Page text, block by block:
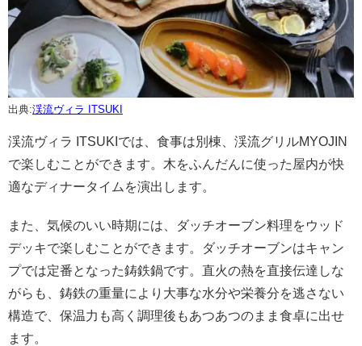
出典:渓流ヴィラ ITSUKI
渓流ヴィラ ITSUKIでは、食事は別棟、渓流グリルMYOJIN
で楽しむことができます。木をふんだんに使った屋内が快
適なディナータイムを演出します。
また、気候のいい時期には、ダッチオーブン料理をウッド
デッキで楽しむことができます。ダッチオーブンはキャン
プでは定番となった鋳鉄鍋です。直火の熱を直接伝達しな
がらも、鋳鉄の重量により大事な水分や栄養分を逃さない
構造で、保温力も高く調理後もあつあつのまま食卓に出せ
ます。